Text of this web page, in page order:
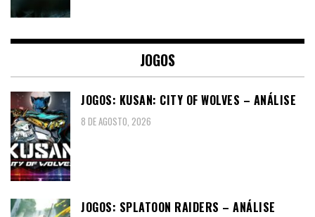
JOGOS
JOGOS: KUSAN: CITY OF WOLVES – ANÁLISE
8 DE AGOSTO, 2026
JOGOS: SPLATOON RAIDERS – ANÁLISE